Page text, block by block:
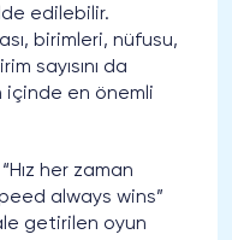
edilebilir.
birimleri, nüfusu,
sayısını da
içinde en önemli
“Hız her zaman
always wins”
getirilen oyun